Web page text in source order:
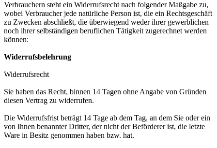
Verbrauchern steht ein Widerrufsrecht nach folgender Maßgabe zu,
wobei Verbraucher jede natürliche Person ist, die ein Rechtsgeschäft
zu Zwecken abschließt, die überwiegend weder ihrer gewerblichen
noch ihrer selbständigen beruflichen Tätigkeit zugerechnet werden
können:
Widerrufsbelehrung
Widerrufsrecht
Sie haben das Recht, binnen 14 Tagen ohne Angabe von Gründen
diesen Vertrag zu widerrufen.
Die Widerrufsfrist beträgt 14 Tage ab dem Tag, an dem Sie oder ein
von Ihnen benannter Dritter, der nicht der Beförderer ist, die letzte
Ware in Besitz genommen haben bzw. hat.